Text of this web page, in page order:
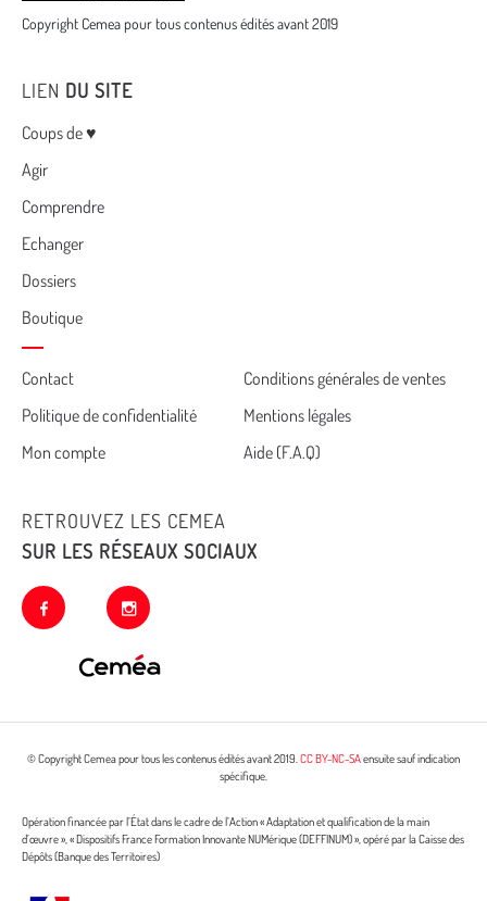
Copyright Cemea pour tous contenus édités avant 2019
LIEN DU SITE
Menu
Coups de ♥
Agir
Comprendre
Echanger
Dossiers
Boutique
Cemea
footer
Contact
Conditions générales de ventes
Politique de confidentialité
Mentions légales
Mon compte
Aide (F.A.Q)
RETROUVEZ LES CEMEA
SUR LES RÉSEAUX SOCIAUX
facebook instagram
© Copyright Cemea pour tous les contenus édités avant 2019. CC BY-NC-SAensuite sauf indication
spécifique.
Opération financée par l’État dans le cadre de l’Action « Adaptation et qualification de la main
d’œuvre », « Dispositifs France Formation Innovante NUMérique (DEFFINUM) », opéré par la Caisse des
Dépôts (Banque des Territoires)